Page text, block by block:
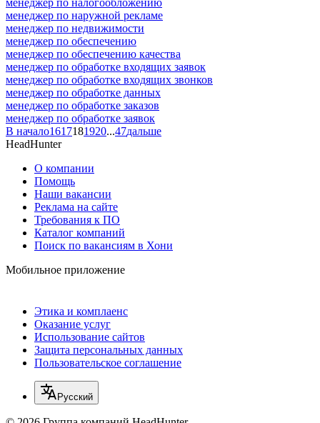
менеджер по наружной рекламе
менеджер по недвижимости
менеджер по обеспечению
менеджер по обеспечению качества
менеджер по обработке входящих заявок
менеджер по обработке входящих звонков
менеджер по обработке данных
менеджер по обработке заказов
менеджер по обработке заявок
В начало1617181920...47дальше
HeadHunter
О компании
Помощь
Наши вакансии
Реклама на сайте
Требования к ПО
Каталог компаний
Поиск по вакансиям в Хони
Мобильное приложение
Этика и комплаенс
Оказание услуг
Использование сайтов
Защита персональных данных
Пользовательское соглашение
Русский